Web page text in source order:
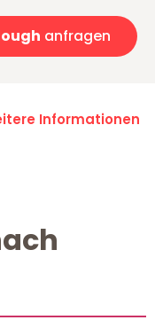
anfragen
Informationen